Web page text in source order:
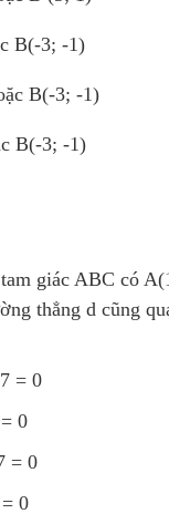
B(-3; -1)
B(-3; -1)
B(-3; -1)
giác ABC có
thẳng d cũng
= 0
0
= 0
0